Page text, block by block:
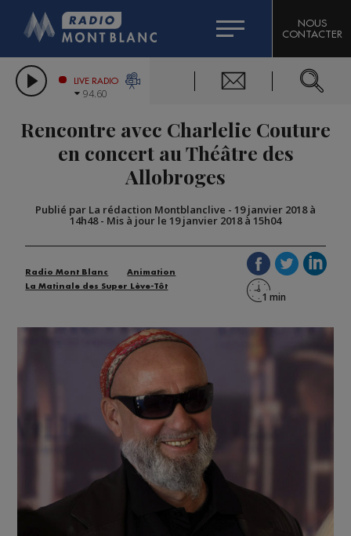
LES CHRONIQUES DE L'EXPERT
CITIZEN MACHINERY
GRAND MASSIF DOMAINES SKIABLES
BIGARD
COMPAGNIE DU MONT-BLANC
NOUS
CONTACTER
LIVE RADIO
94.60
Rencontre avec Charlelie Couture
en concert au Théâtre des
Allobroges
Publié par La rédaction Montblanclive - 19 janvier 2018 à
14h48- Mis à jour le 19 janvier 2018 à 15h04
Radio Mont Blanc
Animation
La Matinale des Super Lève-Tôt